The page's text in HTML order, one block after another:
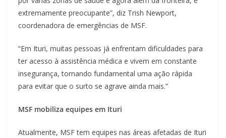
extremamente preocupante”, diz Trish Newport,
coordenadora de emergências de MSF.
“Em Ituri, muitas pessoas já enfrentam dificuldades para
ter acesso à assistência médica e vivem em constante
insegurança, tornando fundamental uma ação rápida
para evitar que o surto se agrave ainda mais.”
MSF mobiliza equipes em Ituri
Atualmente, MSF tem equipes nas áreas afetadas de Ituri